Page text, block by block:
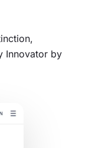
Innovator by